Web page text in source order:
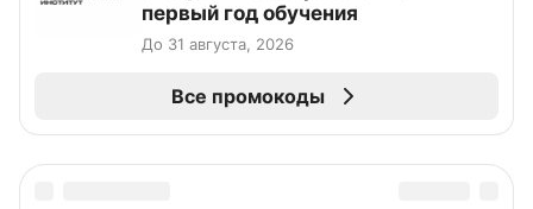
первый год обучения
До 31 августа, 2026
Все промокоды